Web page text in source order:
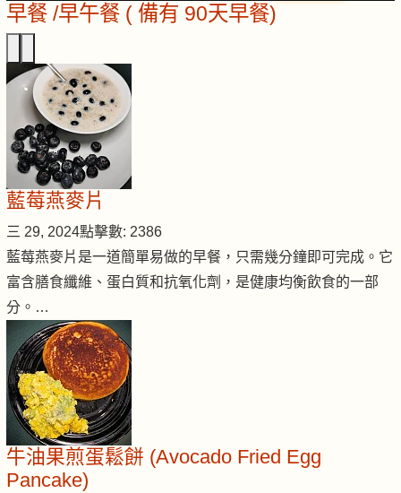
早餐 /早午餐 ( 備有 90天早餐)
藍莓燕麥片
三 29, 2024點擊數: 2386
藍莓燕麥片是一道簡單易做的早餐，只需幾分鐘即可完成。它
富含膳食纖維、蛋白質和抗氧化劑，是健康均衡飲食的一部
分。…
牛油果煎蛋鬆餅 (Avocado Fried Egg
Pancake)